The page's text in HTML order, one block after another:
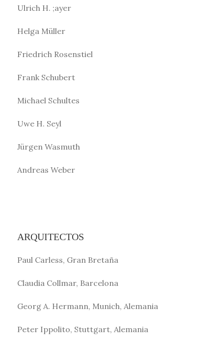
Ulrich H. ;ayer
Helga Müller
Friedrich Rosenstiel
Frank Schubert
Michael Schultes
Uwe H. Seyl
Jürgen Wasmuth
Andreas Weber
ARQUITECTOS
Paul Carless, Gran Bretaña
Claudia Collmar, Barcelona
Georg A. Hermann, Munich, Alemania
Peter Ippolito, Stuttgart, Alemania